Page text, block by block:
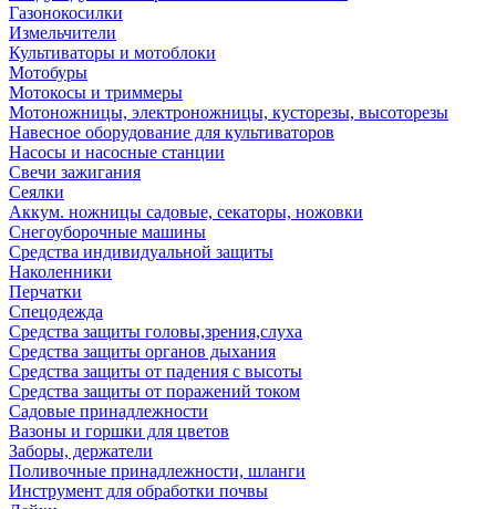
Газонокосилки
Измельчители
Культиваторы и мотоблоки
Мотобуры
Мотокосы и триммеры
Мотоножницы, электроножницы, кусторезы, высоторезы
Навесное оборудование для культиваторов
Насосы и насосные станции
Свечи зажигания
Сеялки
Аккум. ножницы садовые, секаторы, ножовки
Снегоуборочные машины
Средства индивидуальной защиты
Наколенники
Перчатки
Спецодежда
Средства защиты головы,зрения,слуха
Средства защиты органов дыхания
Средства защиты от падения с высоты
Средства защиты от поражений током
Садовые принадлежности
Вазоны и горшки для цветов
Заборы, держатели
Поливочные принадлежности, шланги
Инструмент для обработки почвы